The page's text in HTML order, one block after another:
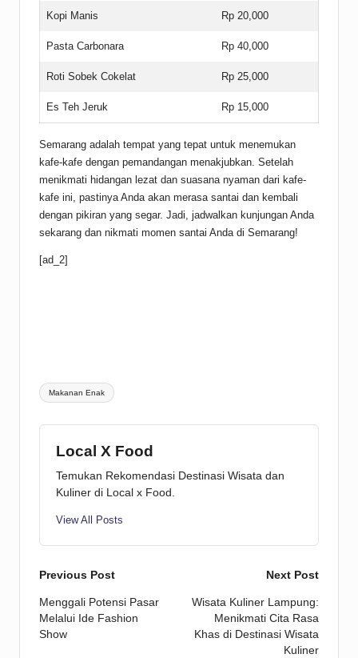
Kopi Manis Rp 20,000
Pasta Carbonara Rp 40,000
Roti Sobek Cokelat Rp 25,000
Es Teh Jeruk Rp 15,000
Semarang adalah tempat yang tepat untuk menemukan
kafe-kafe dengan pemandangan menakjubkan. Setelah
menikmati hidangan lezat dan suasana nyaman dari kafe-
kafe ini, pastinya Anda akan merasa santai dan kembali
dengan pikiran yang segar. Jadi, jadwalkan kunjungan Anda
sekarang dan nikmati momen santai Anda di Semarang!
[ad_2]
Tags:
Makanan Enak
Local X Food
Temukan Rekomendasi Destinasi Wisata dan
Kuliner di Local x Food.
View All Posts
Post
navigation
Previous Post
Menggali Potensi Pasar
Melalui Ide Fashion
Show
Next Post
Wisata Kuliner Lampung:
Menikmati Cita Rasa
Khas di Destinasi Wisata
Kuliner